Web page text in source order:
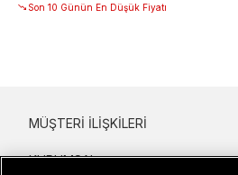
Son 10 Günün En Düşük Fiyatı
MÜŞTERI İLIŞKILERI
KURUMSAL